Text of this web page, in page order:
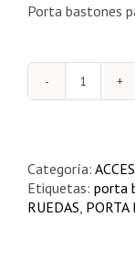
Porta bastones
PORTA
SPA
cantidad
Categoría:
Etiquetas: porta
RUEDAS, PORTA